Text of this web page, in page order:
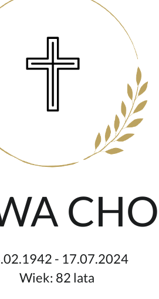
- 17.07.2024
Wiek: 82 lata